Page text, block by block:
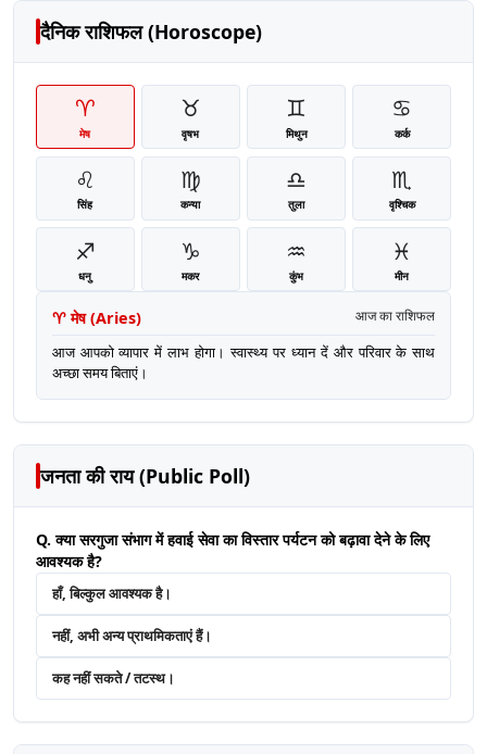
दैनिक राशिफल (Horoscope)
♈
मेष
♉
वृषभ
♊
मिथुन
♋
कर्क
♌
सिंह
♍
कन्या
♎
तुला
♏
वृश्चिक
♐
धनु
♑
मकर
♒
कुंभ
♓
मीन
♈ मेष(Aries) आज का राशिफल
आज आपको व्यापार में लाभ होगा। स्वास्थ्य पर ध्यान दें और परिवार के साथ
अच्छा समय बिताएं।
जनता की राय (Public Poll)
Q. क्या सरगुजा संभाग में हवाई सेवा का विस्तार पर्यटन को बढ़ावा देने के लिए
आवश्यक है?
हाँ, बिल्कुल आवश्यक है।
नहीं, अभी अन्य प्राथमिकताएं हैं।
कह नहीं सकते / तटस्थ।